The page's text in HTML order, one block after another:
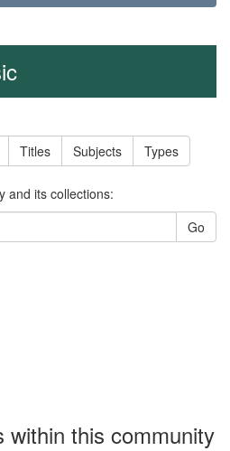
Titles Subjects Types
and its collections:
Go
within this community